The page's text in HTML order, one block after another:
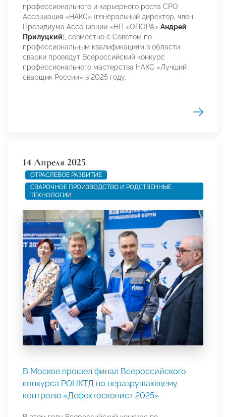
профессионального и карьерного роста СРО
Ассоциация «НАКС» (генеральный директор, член
Президиума Ассоциации «НП «ОПОРА» Андрей
Прилуцкий), совместно с Советом по
профессиональным квалификациям в области
сварки проведут Всероссийский конкурс
профессионального мастерства НАКС «Лучший
сварщик России» в 2025 году.
14 Апреля 2025
ОТРАСЛЕВОЕ РАЗВИТИЕ
СВАРОЧНОЕ ПРОИЗВОДСТВО И РОДСТВЕННЫЕ
ТЕХНОЛОГИИ
В Москве прошел финал Всероссийского
конкурса РОНКТД по неразрушающему
контролю «Дефектоскопист 2025»